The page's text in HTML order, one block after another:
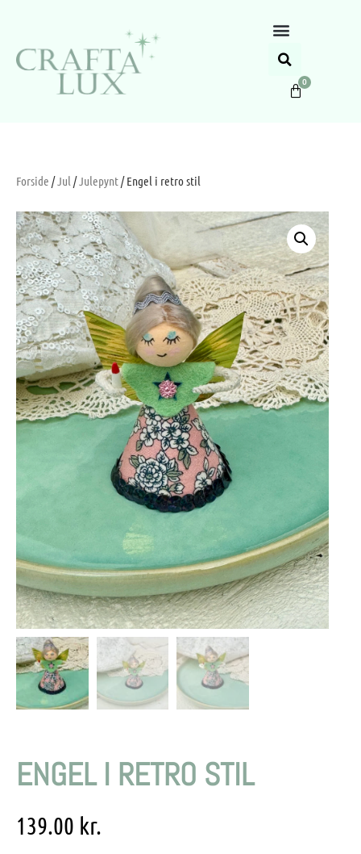
0
Forside /Jul /Julepynt/ Engel i retro stil
ENGEL I RETRO STIL
139.00 kr.